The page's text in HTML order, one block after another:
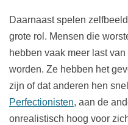
Daarnaast spelen
grote rol. Mensen die
hebben vaak meer last
worden. Ze hebben het
zijn of dat anderen hen
Perfectionisten, aan de
onrealistisch hoog voor